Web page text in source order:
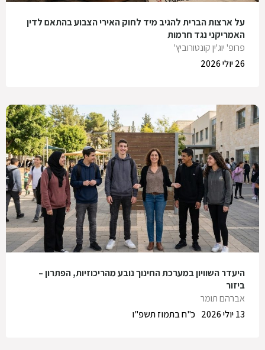
על ארצות הברית להגיב מיד לחוק האירי הצבוע בהתאם לדין
האמריקני נגד חרמות
פרופ' יוג'ין קונטורוביץ'
26 יולי 2026
היעדר השוויון במערכת החינוך נובע מהריכוזיות, הפתרון –
ביזור
אברהם תומר
כ"ח בתמוז תשפ"ו
13 יולי 2026